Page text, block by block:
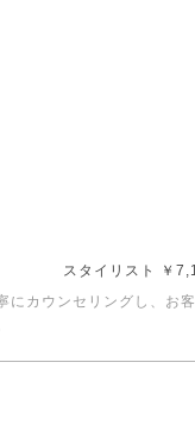
スタイリスト ￥
にカウンセリングし、お